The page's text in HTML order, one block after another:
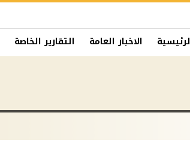
الاخبار العامة التقارير الخاصة